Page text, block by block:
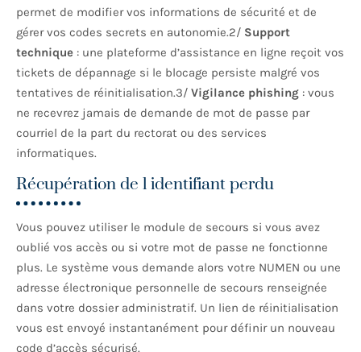
permet de modifier vos informations de sécurité et de
gérer vos codes secrets en autonomie.2/ Support
technique : une plateforme d’assistance en ligne reçoit vos
tickets de dépannage si le blocage persiste malgré vos
tentatives de réinitialisation.3/ Vigilance phishing : vous
ne recevrez jamais de demande de mot de passe par
courriel de la part du rectorat ou des services
informatiques.
Récupération de l identifiant perdu
Vous pouvez utiliser le module de secours si vous avez
oublié vos accès ou si votre mot de passe ne fonctionne
plus. Le système vous demande alors votre NUMEN ou une
adresse électronique personnelle de secours renseignée
dans votre dossier administratif. Un lien de réinitialisation
vous est envoyé instantanément pour définir un nouveau
code d’accès sécurisé.